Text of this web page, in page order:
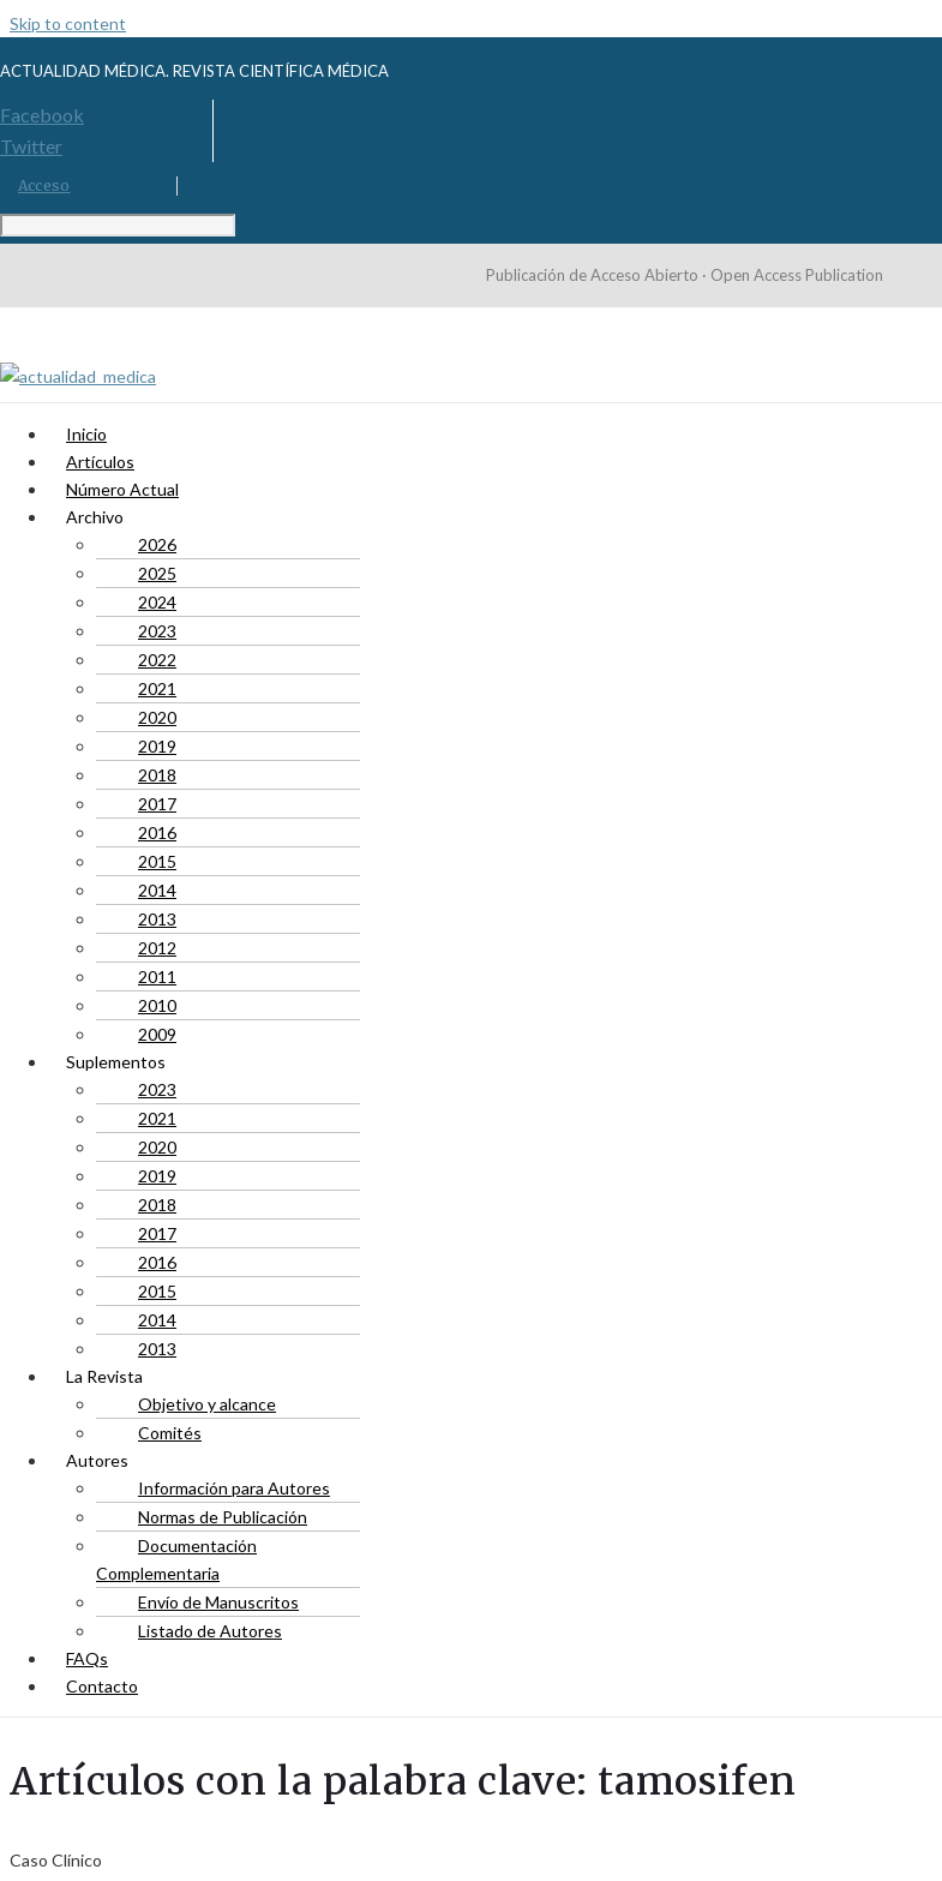
Skip to content
ACTUALIDAD MÉDICA. REVISTA CIENTÍFICA MÉDICA
Facebook
Twitter
Acceso
Publicación de Acceso Abierto · Open Access Publication
Inicio
Artículos
Número Actual
Archivo
2026
2025
2024
2023
2022
2021
2020
2019
2018
2017
2016
2015
2014
2013
2012
2011
2010
2009
Suplementos
2023
2021
2020
2019
2018
2017
2016
2015
2014
2013
La Revista
Objetivo y alcance
Comités
Autores
Información para Autores
Normas de Publicación
Documentación
Complementaria
Envío de Manuscritos
Listado de Autores
FAQs
Contacto
Artículos con la palabra clave: tamosifen
Caso Clínico